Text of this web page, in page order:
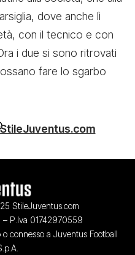
dove anche lì
con il tecnico e con
i due si sono ritrovati
fare lo sgarbo
StileJuventus.com
– P.Iva 01742970559
connesso a Juventus Football